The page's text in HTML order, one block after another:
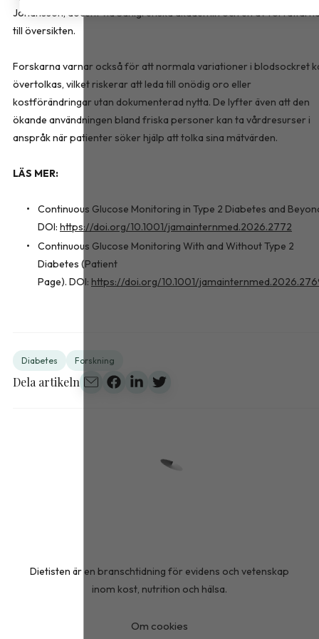
Johansson, docent vid Sahlgrenska akademin och en av
till översikten.
Forskarna varnar också för att normala variationer i blodsockret
övertolkas, vilket riskerar att leda till onödig oro eller
kostförändringar utan dokumenterad nytta. De lyfter även att den
ökande användningen bland friska personer kan ta vårdresurser i
anspråk när patienter söker hjälp att tolka sina mätvärden.
LÄS MER:
Continuous Glucose Monitoring in Type 2 Diabetes and
DOI: https://doi.org/10.1001/jamainternmed.2026.2772
Continuous Glucose Monitoring With and Without Type 2
Diabetes (Patient
Page). DOI: https://doi.org/10.1001/
Diabetes Forskning
Dela artikeln
Dietisten är en branschtidning för evidens och vetenskap
inom kost, nutrition och hälsa.
Om cookies